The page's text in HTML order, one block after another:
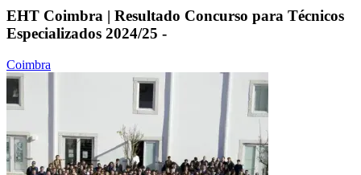
EHT Coimbra | Resultado Concurso para Técnicos
Especializados 2024/25 -
Coimbra